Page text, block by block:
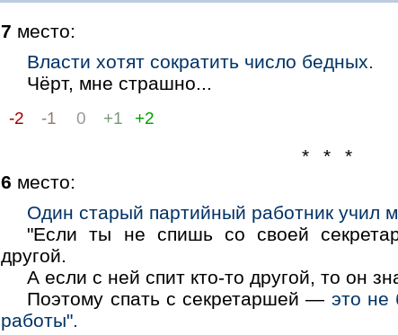
7 место:
Власти хотят сократить число бедных.
Чёрт, мне страшно...
-2 -1 0 +1 +2
* * *
6 место:
Один старый партийный работник учил
"Если ты не спишь со своей
другой.
А если с ней спит кто-то другой, то он
Поэтому спать с секретаршей — это не
работы".